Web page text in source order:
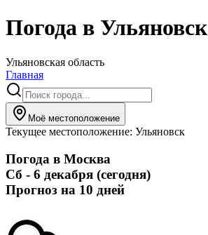
Погода в Ульяновск
Ульяновская область
Главная
Моё местоположение
Текущее местоположение: Ульяновск
Погода в Москва
Сб - 6 декабря (сегодня)
Прогноз на 10 дней